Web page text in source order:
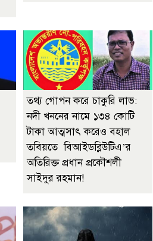
তথ্য গোপন করে চাকুরি লাভ:
নদী খননের নামে ১৩৪ কোটি
টাকা আত্মসাৎ করেও বহাল
তবিয়তে বিআইডব্লিউটিএ’র
অতিরিক্ত প্রধান প্রকৌশলী
সাইদুর রহমান!